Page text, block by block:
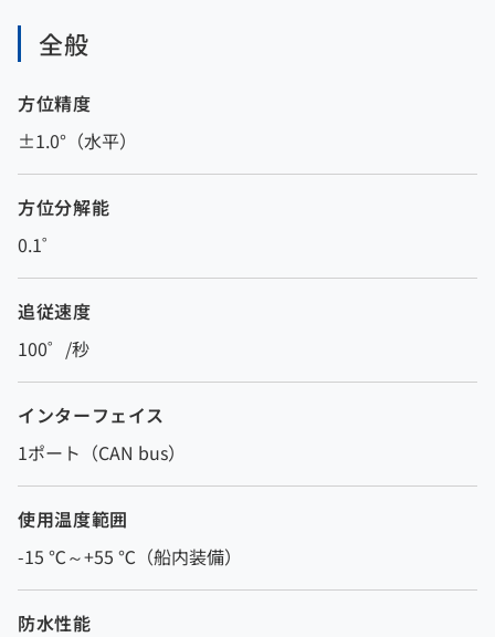
全般
方位精度
±1.0°（水平）
方位分解能
0.1゜
追従速度
100゜/秒
インターフェイス
1ポート（CAN bus）
使用温度範囲
-15 ℃～+55 ℃（船内装備）
防水性能